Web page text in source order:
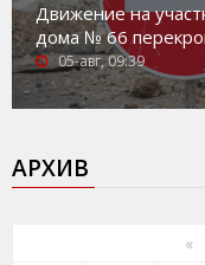
Движение на
дома № 66
05-авг, 09:39
АРХИВ
«